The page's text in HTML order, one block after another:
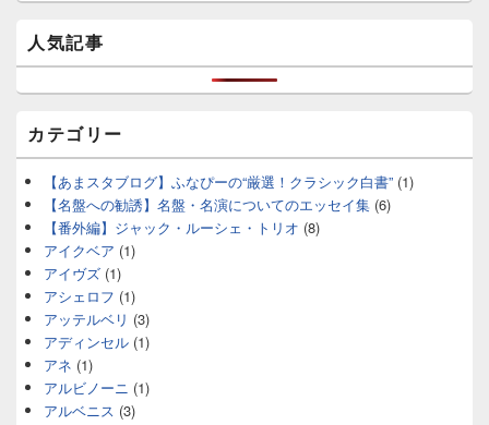
人気記事
カテゴリー
【あまスタブログ】ふなぴーの“厳選！クラシック白書” (1)
【名盤への勧誘】名盤・名演についてのエッセイ集 (6)
【番外編】ジャック・ルーシェ・トリオ (8)
アイクベア (1)
アイヴズ (1)
アシェロフ (1)
アッテルベリ (3)
アディンセル (1)
アネ (1)
アルビノーニ (1)
アルベニス (3)